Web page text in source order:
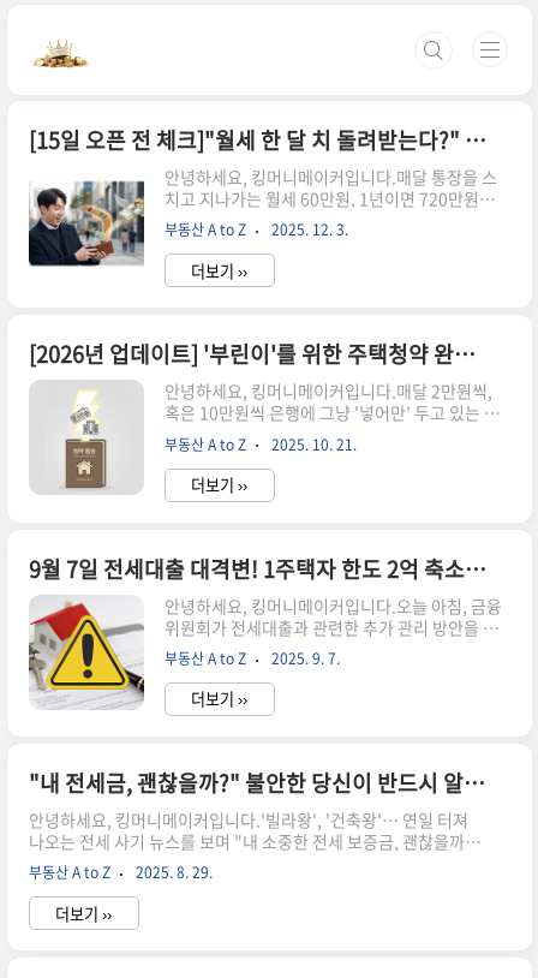
[15일 오픈 전 체크]"월세 한 달 치 돌려받는다?" 집주인 동의 없이도 가능한 '월세 세액공제' 총정리 (최대 127만원)
안녕하세요, 킹머니메이커입니다.매달 통장을 스
치고 지나가는 월세 60만원. 1년이면 720만원이라
는 거금이 그냥 공중분해 되는 것 같아 속 쓰리셨
죠?하지만 국가가 이 중 최대 한 달 치 이상의 월세
(약 127만원)를 연말정산 때 현금으로 돌려준다면
어떨까요? 그것도 집주인 눈치 볼 필요 없이요!오
드립니다.1. 나도 받을 수 있을까? (자격 요건 3가
지)복잡한 법전 볼 필요 없습니다. 딱 3가지만 해당
하면 됩니다. 무주택 세대주 (전입신고 필수!)총급
여 7,000만원 이하 (직장인 기준)국민주택규모(85
㎡, 약 25평) 이하 또는 기준시가 4억 이하 주택 (고
시원, 오피스텔도 포함!) 💰 얼마를 돌려받나요..
부동산 A to Z 2025. 12. 3.
더보기 ››
[2026년 업데이트] '부린이'를 위한 주택청약 완벽정리 (단돈 2만원으로 로또 아파트 사는 법)
안녕하세요, 킹머니메이커입니다.매달 2만원씩,
혹은 10만원씩 은행에 그냥 '넣어만' 두고 있는 주
택청약 통장. 혹시 이게 정확히 무엇을 하는 물건인
지 모르고 계셨나요?괜찮습니다. 오늘, 당신이 묵
혀둔 그 통장이 어떻게 주변 시세보다 수억 원 저렴
한 '로또 아파트'의 주인이 될 수 있는 '황금 티켓'으
첨)청약은 간단합니다. 새로 짓는 아파트를 '남들보
다 먼저, 더 싸게' 살 수 있는 권리를 얻기 위해 줄을
서는 것입니다. 그리고 정부는 오랫동안 꾸준히, 많
은 금액을 저축한 사람에게 그 권리를 먼저 나눠줍
니다.즉, 청약 통장은 당신의 '성실함'을 증명하는
'아파트 할인쿠폰 추첨권'인 셈이죠.2. 당첨..
부동산 A to Z 2025. 10. 21.
더보기 ››
9월 7일 전세대출 대격변! 1주택자 한도 2억 축소, 당신이 알아야 할 모든 것
안녕하세요, 킹머니메이커입니다.오늘 아침, 금융
위원회가 전세대출과 관련한 추가 관리 방안을 발
표했습니다. 뉴스는 쏟아지는데, 어려운 용어들 때
문에 그래서 나에게 유리한 건지 불리한 건지 헷갈
리시죠? 특히 수도권에 거주하는 1주택자라면 이
번 정책의 핵심 대상이니만큼, 반드시 변경된 내용
는 앞으로 어떻게 행동해야 할지, 가장 쉽고 명확하
게 정리해 드립니다.1. 핵심 변경점 ①: 1주택자 수
도권 전세대출, 한도가 2억원으로 줄어듭니다.이번
대책의 가장 큰 변화는 바로 수도권 내 1주택자의
전세대출 한도를 2억원으로 일원화하겠다는 것입
니다.누가 해당되나요?집을 한 채 보유하고 있으면
부동산 A to Z 2025. 9. 7.
더보기 ››
"내 전세금, 괜찮을까?" 불안한 당신이 반드시 알아야 할 전세보증보험 변경사항 3가지
안녕하세요, 킹머니메이커입니다.'빌라왕', '건축왕'… 연일 터져
나오는 전세 사기 뉴스를 보며 "내 소중한 전세 보증금, 괜찮을까?"
하는 불안감에 잠 못 이루는 분들이 많으실 겁니다.다행히 우리에게
는 '전세금반환보증보험'이라는 든든한 안전장치가 있죠. 그런데,
최근 이 제도가 세입자 보호를 위해 더 깐깐하게 바뀌었다는 사실,
알고 계셨나요? 오늘, 당신의 전세금을 지키기 위해 반드시 알아야
부동산 A to Z 2025. 8. 29.
더보기 ››